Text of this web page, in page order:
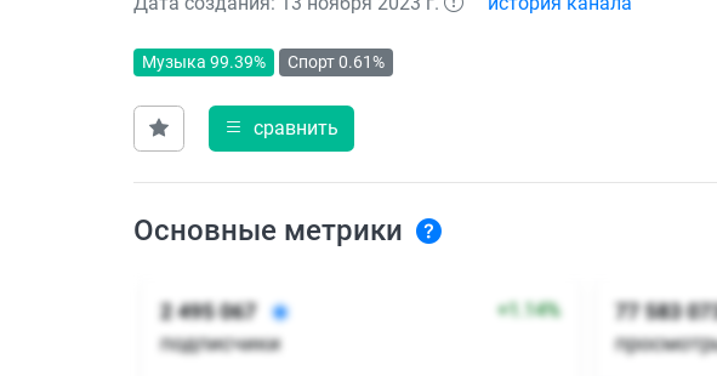
Музыка 99.39% Спорт 0.61%
сравнить
Основные метрики